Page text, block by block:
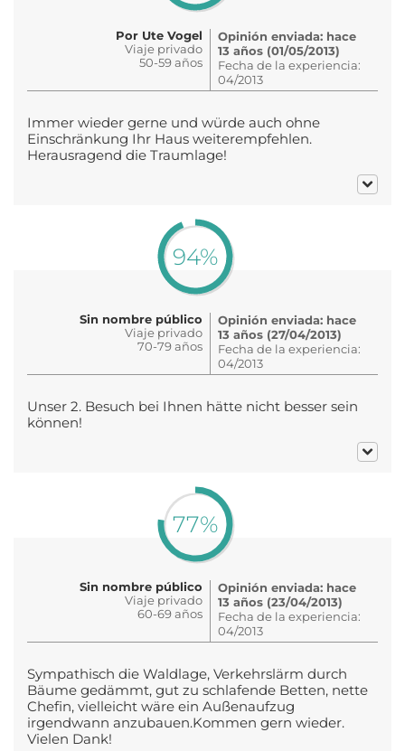
Por Ute Vogel
Viaje privado
50-59 años
Opinión enviada: hace
13 años (01/05/2013)
Fecha de la experiencia:
04/2013
Immer wieder gerne und würde auch ohne
Einschränkung Ihr Haus weiterempfehlen.
Herausragend die Traumlage!
94%
Sin nombre público
Viaje privado
70-79 años
Opinión enviada: hace
13 años (27/04/2013)
Fecha de la experiencia:
04/2013
Unser 2. Besuch bei Ihnen hätte nicht besser sein
können!
77%
Sin nombre público
Viaje privado
60-69 años
Opinión enviada: hace
13 años (23/04/2013)
Fecha de la experiencia:
04/2013
Sympathisch die Waldlage, Verkehrslärm durch
Bäume gedämmt, gut zu schlafende Betten, nette
Chefin, vielleicht wäre ein Außenaufzug
irgendwann anzubauen.Kommen gern wieder.
Vielen Dank!